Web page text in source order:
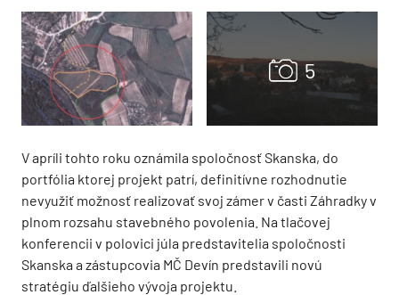
V apríli tohto roku oznámila spoločnosť Skanska, do
portfólia ktorej projekt patrí, definitívne rozhodnutie
nevyužiť možnosť realizovať svoj zámer v časti Záhradky v
plnom rozsahu stavebného povolenia. Na tlačovej
konferencii v polovici júla predstavitelia spoločnosti
Skanska a zástupcovia MČ Devín predstavili novú
stratégiu ďalšieho vývoja projektu.